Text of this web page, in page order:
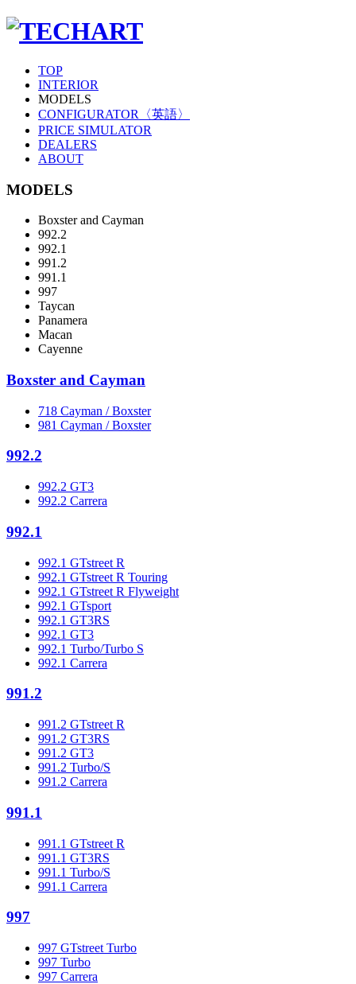
TOP
INTERIOR
MODELS
CONFIGURATOR〈英語〉
PRICE SIMULATOR
DEALERS
ABOUT
MODELS
Boxster and Cayman
992.2
992.1
991.2
991.1
997
Taycan
Panamera
Macan
Cayenne
Boxster and Cayman
718 Cayman / Boxster
981 Cayman / Boxster
992.2
992.2 GT3
992.2 Carrera
992.1
992.1 GTstreet R
992.1 GTstreet R Touring
992.1 GTstreet R Flyweight
992.1 GTsport
992.1 GT3RS
992.1 GT3
992.1 Turbo/Turbo S
992.1 Carrera
991.2
991.2 GTstreet R
991.2 GT3RS
991.2 GT3
991.2 Turbo/S
991.2 Carrera
991.1
991.1 GTstreet R
991.1 GT3RS
991.1 Turbo/S
991.1 Carrera
997
997 GTstreet Turbo
997 Turbo
997 Carrera